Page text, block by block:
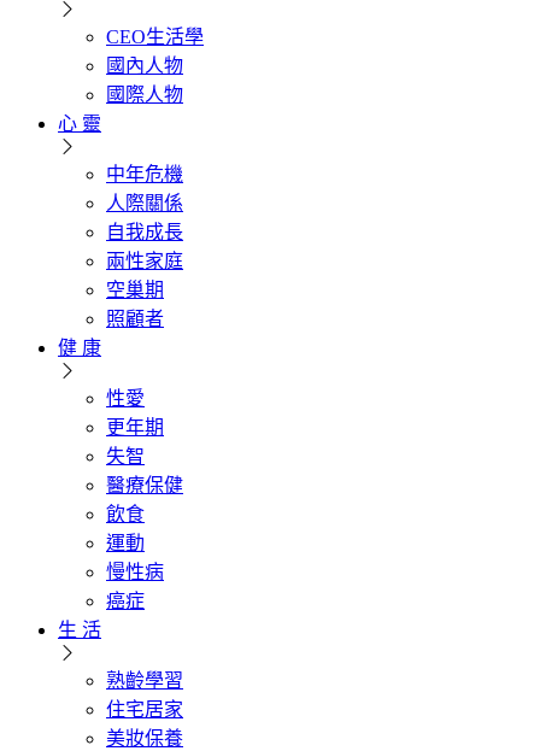
CEO生活學
國內人物
國際人物
心 靈
中年危機
人際關係
自我成長
兩性家庭
空巢期
照顧者
健 康
性愛
更年期
失智
醫療保健
飲食
運動
慢性病
癌症
生 活
熟齡學習
住宅居家
美妝保養